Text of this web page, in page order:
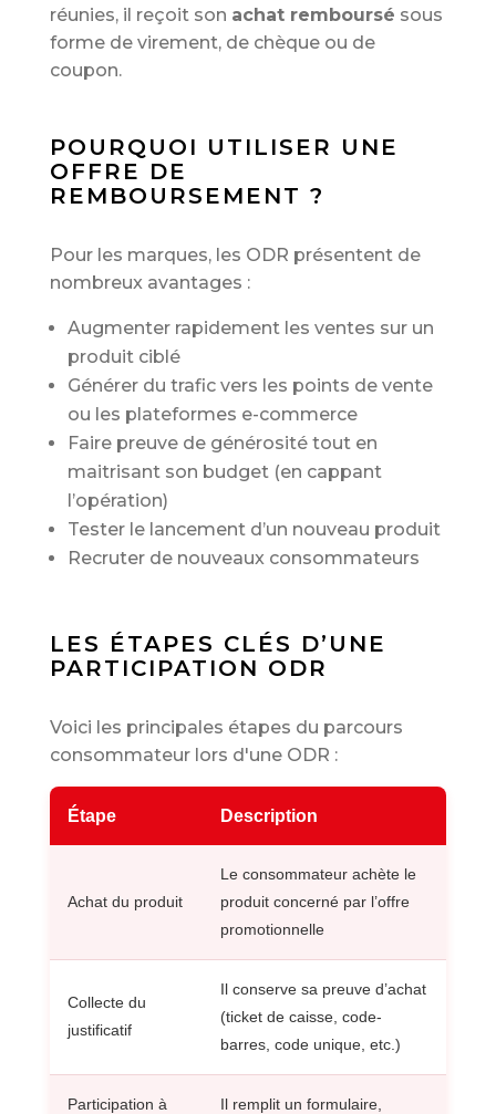
réunies, il reçoit son achat remboursé sous
forme de virement, de chèque ou de
coupon.
POURQUOI UTILISER UNE
OFFRE DE
REMBOURSEMENT ?
Pour les marques, les ODR présentent de
nombreux avantages :
Augmenter rapidement les ventes sur un
produit ciblé
Générer du trafic vers les points de vente
ou les plateformes e-commerce
Faire preuve de générosité tout en
maitrisant son budget (en cappant
l’opération)
Tester le lancement d’un nouveau produit
Recruter de nouveaux consommateurs
LES ÉTAPES CLÉS D’UNE
PARTICIPATION ODR
Voici les principales étapes du parcours
consommateur lors d'une ODR :
Étape Description
Achat du produit
Le consommateur achète le
produit concerné par l’offre
promotionnelle
Collecte du
justificatif
Il conserve sa preuve d’achat
(ticket de caisse, code-
barres, code unique, etc.)
Participation à
Il remplit un formulaire,